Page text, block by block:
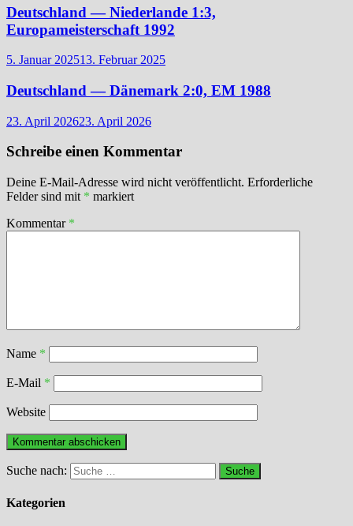
Deutschland — Niederlande 1:3,
Europameisterschaft 1992
5. Januar 202513. Februar 2025
Deutschland — Dänemark 2:0, EM 1988
23. April 202623. April 2026
Schreibe einen Kommentar
Deine E-Mail-Adresse wird nicht veröffentlicht. Erforderliche
Felder sind mit * markiert
Kommentar *
Name *
E-Mail *
Website
Suche nach:
Kategorien